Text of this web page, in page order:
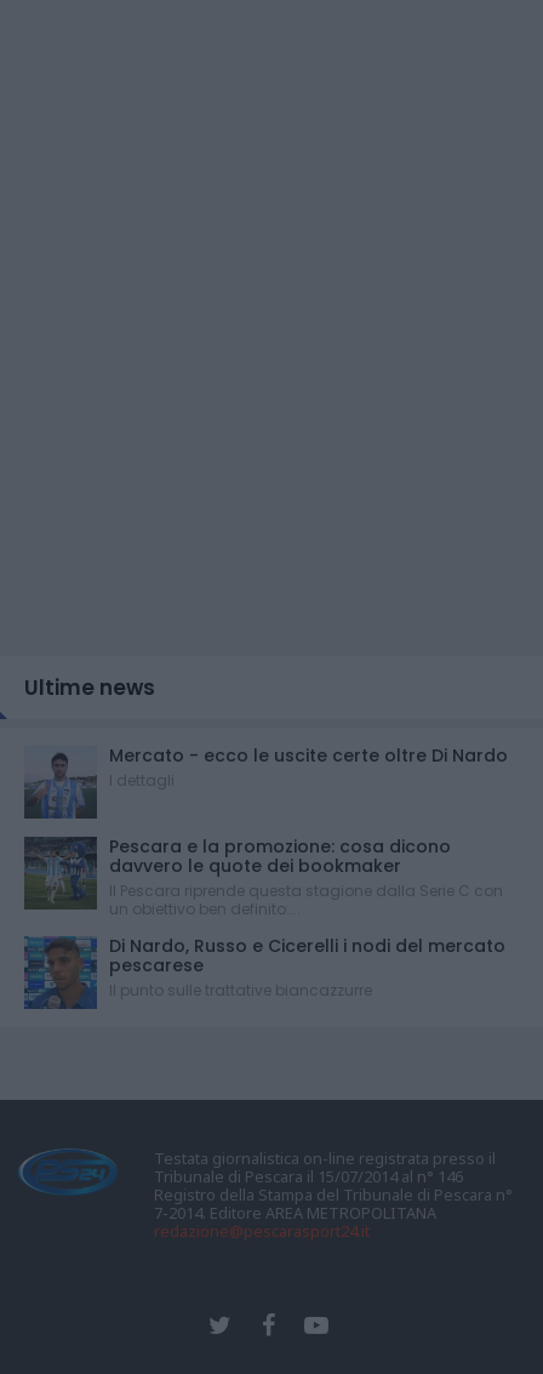
Ultime news
Mercato - ecco le uscite certe oltre Di Nardo
I dettagli
Pescara e la promozione: cosa dicono
davvero le quote dei bookmaker
Il Pescara riprende questa stagione dalla Serie C con
un obiettivo ben definito:...
Di Nardo, Russo e Cicerelli i nodi del mercato
pescarese
Il punto sulle trattative biancazzurre
Testata giornalistica on-line registrata presso il
Tribunale di Pescara il 15/07/2014 al n° 146
Registro della Stampa del Tribunale di Pescara n°
7-2014. Editore AREA METROPOLITANA
redazione@pescarasport24.it